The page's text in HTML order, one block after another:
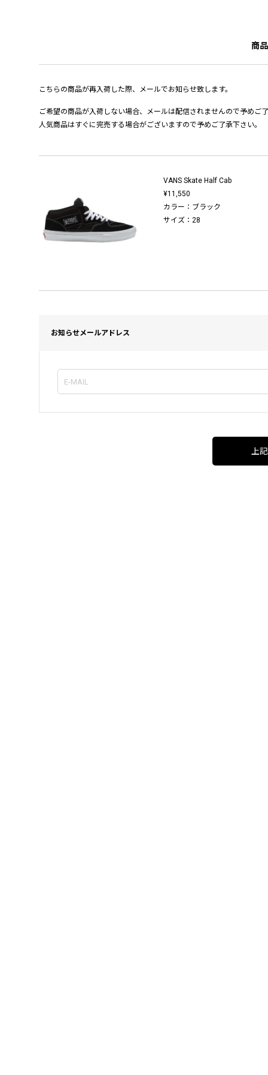
商
こちらの商品が再入荷した際、メールでお知らせ致します。
ご希望の商品が入荷しない場合、メールは配信されませんので予めご
人気商品はすぐに完売する場合がございますので予めご了承下さい。
VANS Skate Half Cab
¥11,550
カラー：ブラック
サイズ：28
お知らせメールアドレス
上